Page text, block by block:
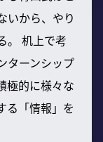
いから、やり
。 机上で考
ターンシップ
極的に様々な
る「情報」を